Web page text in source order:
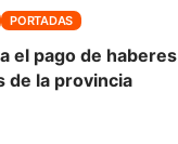
PORTADAS
el pago de haberes
de la provincia